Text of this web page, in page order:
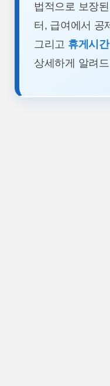
법적으로 보장된
터, 급여에서 공
그리고 휴게시
상세하게 알려